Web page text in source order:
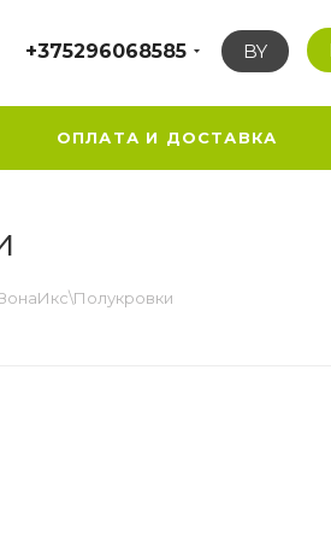
+375296068585 BY
ОПЛАТА И ДОСТАВКА